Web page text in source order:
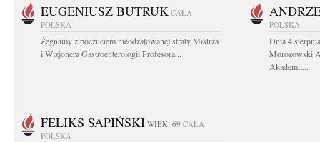
EUGENIUSZ BUTRUK CAŁA
POLSKA
Żegnamy z poczuciem nieodżałowanej straty Mistrza
i Wizjonera Gastroenterologii Profesora...
POLSKA
Dnia 4
Morozowski
Akademii...
FELIKS SAPIŃSKI WIEK: 69 CAŁA
POLSKA